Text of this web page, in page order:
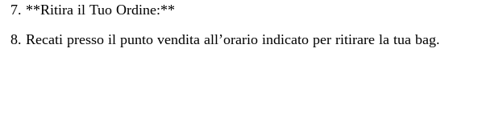
**Ritira il Tuo Ordine:**‍
Recati presso il punto vendita all’orario indicato per ritirare la tua bag.